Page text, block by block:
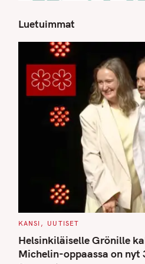
Luetuimmat
C
T
E
G
O
KANSI UUTISET
Helsinkiläiselle Grönille
Michelin-oppaassa on
S
e
a